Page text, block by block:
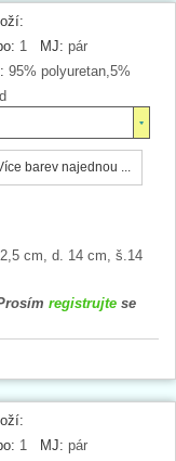
1 MJ: pár
95% polyuretan,5%
barev najednou ...
cm, d. 14 cm, š.14
registrujte se
1 MJ: pár